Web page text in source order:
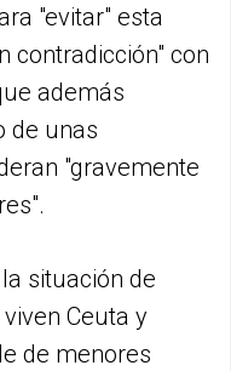
"evitar" esta
contradicción" con
además
de unas
"gravemente
situación de
Ceuta y
de menores